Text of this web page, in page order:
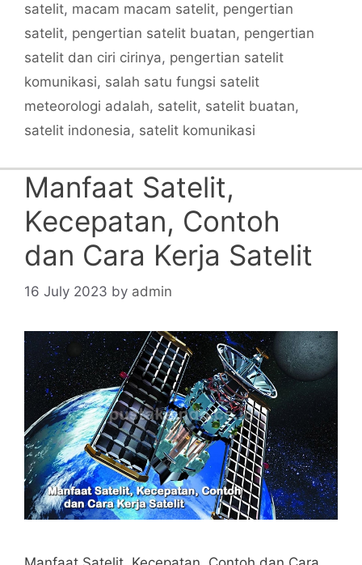
satelit, macam macam satelit, pengertian
satelit, pengertian satelit buatan, pengertian
satelit dan ciri cirinya, pengertian satelit
komunikasi, salah satu fungsi satelit
meteorologi adalah, satelit, satelit buatan,
satelit indonesia, satelit komunikasi
Manfaat Satelit,
Kecepatan, Contoh
dan Cara Kerja Satelit
16 July 2023 by admin